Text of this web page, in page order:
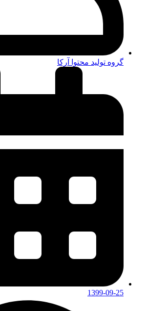
گروه تولید محتوا آرکا
1399-09-25